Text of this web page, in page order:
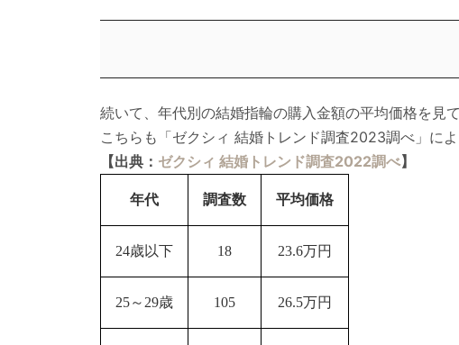
続いて、年代別の結婚指輪の購入金額の平均価格を見て
こちらも「ゼクシィ 結婚トレンド調査2023調べ」に
【出典： ゼクシィ 結婚トレンド調査2022調べ】
年代 調査数 平均価格
24歳以下 18 23.6万円
25～29歳 105 26.5万円